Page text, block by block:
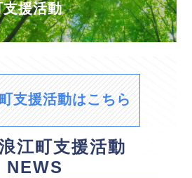
援活動
支援活動はこちら
江町支援活動
NEWS